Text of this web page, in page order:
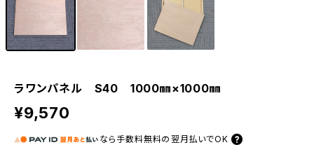
ラワンパネル S40 1000㎜×1000㎜
¥9,570
なら 手数料無料の 翌月払いでOK